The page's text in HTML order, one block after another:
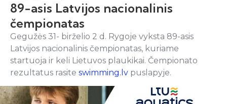
89-asis Latvijos nacionalinis
čempionatas
Gegužės 31- birželio 2 d. Rygoje vyksta 89-asis
Latvijos nacionalinis čempionatas, kuriame
startuoja ir keli Lietuvos plaukikai. Čempionato
rezultatus rasite swimming.lv puslapyje.